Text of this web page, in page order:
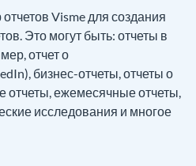
Visme для создания
Это могут быть: отчеты в
отчет о
бизнес-отчеты, отчеты о
отчеты, ежемесячные отчеты,
исследования и многое